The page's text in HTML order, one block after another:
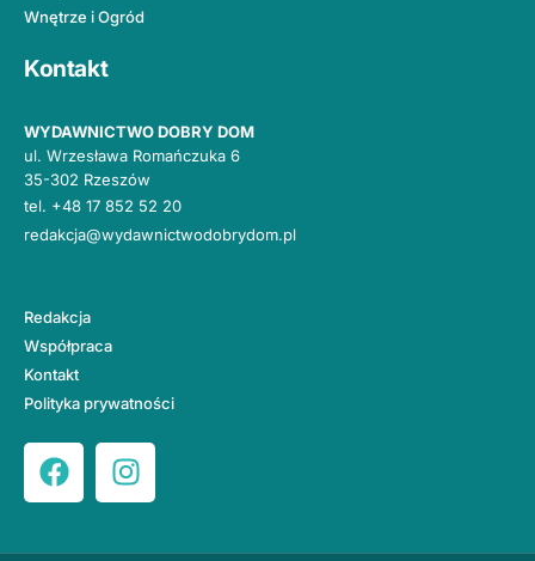
Wnętrze i Ogród
Kontakt
WYDAWNICTWO DOBRY DOM
ul. Wrzesława Romańczuka 6
35-302 Rzeszów
tel. +48 17 852 52 20
redakcja@wydawnictwodobrydom.pl
Redakcja
Współpraca
Kontakt
Polityka prywatności